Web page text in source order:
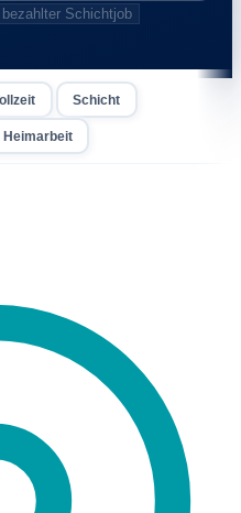
Schichtjob
Stadt, PLZ
Schicht
Heimarbeit